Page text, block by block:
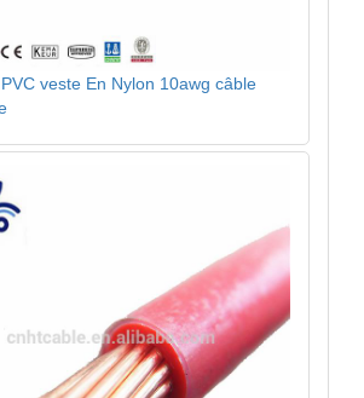
veste En Nylon 10awg câble